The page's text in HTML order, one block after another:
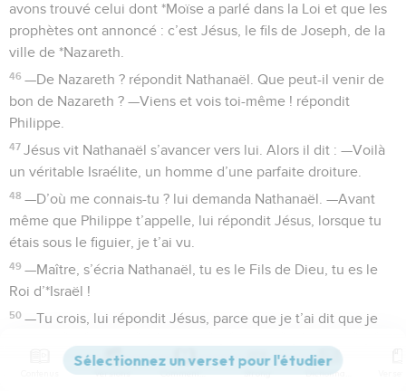
avons trouvé celui dont *Moïse a parlé dans la Loi et que les
prophètes ont annoncé : c’est Jésus, le fils de Joseph, de la
ville de *Nazareth.
46 —De Nazareth ? répondit Nathanaël. Que peut-il venir de
bon de Nazareth ? —Viens et vois toi-même ! répondit
Philippe.
47 Jésus vit Nathanaël s’avancer vers lui. Alors il dit : —Voilà
un véritable Israélite, un homme d’une parfaite droiture.
48 —D’où me connais-tu ? lui demanda Nathanaël. —Avant
même que Philippe t’appelle, lui répondit Jésus, lorsque tu
étais sous le figuier, je t’ai vu.
49 —Maître, s’écria Nathanaël, tu es le Fils de Dieu, tu es le
Roi d’*Israël !
50 —Tu crois, lui répondit Jésus, parce que je t’ai dit que je
Versions Commentaires Strong